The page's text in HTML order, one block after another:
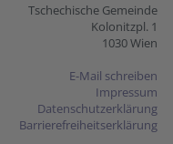
Tschechische Gemeinde
Kolonitzpl. 1
1030 Wien
E-Mail schreiben
Impressum
Datenschutzerklärung
Barrierefreiheitserklärung